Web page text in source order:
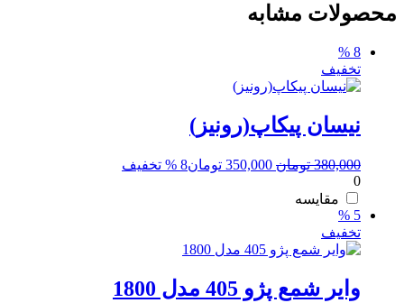
محصولات مشابه
8 %
تخفیف
نیسان پیکاپ(رونیز)
380,000 تومان قیمت
350,000 تومان8 % تخفیف
0
مقایسه
5 %
تخفیف
وایر شمع پژو 405 مدل 1800